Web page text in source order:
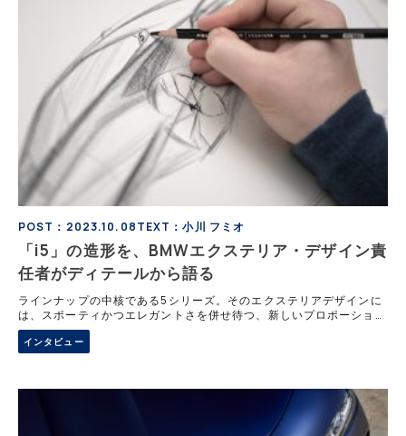
POST：2023.10.08TEXT：小川 フミオ
「i5」の造形を、BMWエクステリア・デザイン責
任者がディテールから語る
ラインナップの中核である5シリーズ。そのエクステリアデザインに
は、スポーティかつエレガントさを併せ待つ、新しいプロポーション
が見られる。小川フミオは、そのディテールを、インタビューをとお
して訊き出す。 スポ
インタビュー